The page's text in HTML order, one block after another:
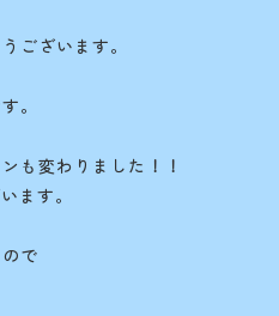
ございます。
。
も変わりました！！
ます。
で